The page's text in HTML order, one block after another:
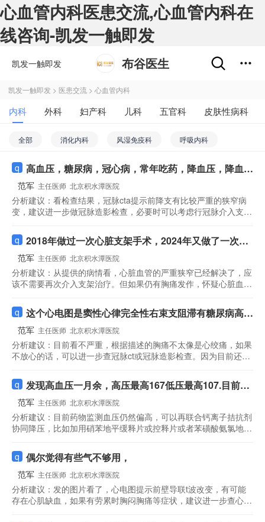
心血管内科医患交流,心血管内科在
线咨询-凯发一触即发
凯发一触即发 布谷医生
凯发一触即发 > 医患交流 > 心血管内科
内科 外科 妇产科 儿科 五官科 皮肤性病科
全部 消化内科 风湿免疫科 呼吸内科
心血管内科 神经内科
高血压，糖尿病，冠心病，常年吃药，降血压，降血
糖，降血脂
范军 主任医师 北京积水潭医院
分析建议： 看检查结果，冠脉cta提示前降支有比较严重的狭窄病
变，建议进一步做冠脉造影检查，必要时可以考虑行冠脉介入支架
2018年做过一次心脏支架手术，2024年又做了一次心
脏支架手术，现在伴有心衰和呼吸不畅
范军 主任医师 北京积水潭医院
分析建议： 从提供的病情看，心脏血管的严重狭窄已经解决了，应
该不需要再次介入支架治疗。但如果仍有胸痛发作，怀疑心脏血管
这个心电图是窦性心律完全性右束支阻滞有糖尿病高血
压睡觉的时候5天左右心脏疼一次疼好几年了
范军 主任医师 北京积水潭医院
分析建议： 目前看不严重，根据描述的胸痛不太像是心绞痛，如果
不放心的话，可以进一步查冠脉ct或冠脉造影检查。因为目前还没
发现高血压一月余，高压最高167低压最高107.目前吃
了缬沙坦氨氯噻嗪片十余天，现在血压147-97，需要
换药吗？
范军 主任医师 北京积水潭医院
分析建议： 目前药物监测血压仍然偏高，可以再联合钙离子拮抗剂
协同降压，比如加用硝苯地平缓释片或控释片或者苯磺酸氨氯地平
偶尔觉得有些气不够用，
范军 主任医师 北京积水潭医院
分析建议： 发的图片看了，心电图提示前壁导联t波改变，有可能
存在心肌缺血，如果有劳累时胸闷胸痛等症状，建议进一步查心脏